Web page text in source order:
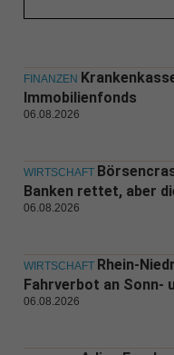
FINANZEN
Immobilienfonds
06.08.2026
WIRTSCHAFT
Banken rettet, aber
06.08.2026
WIRTSCHAFT Rhein-
Fahrverbot an Sonn-
06.08.2026